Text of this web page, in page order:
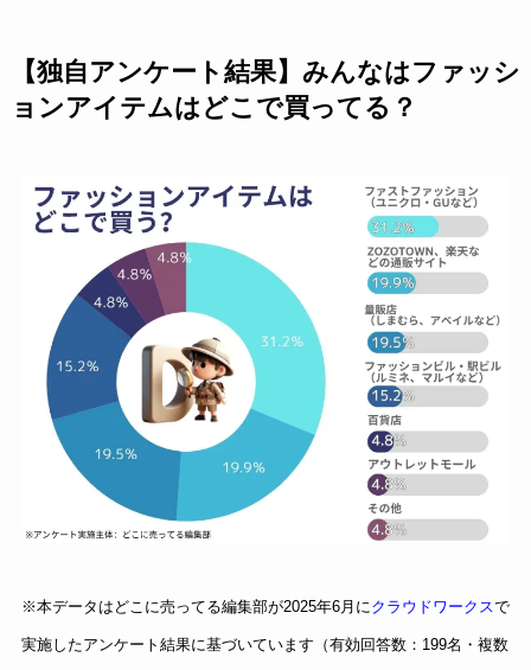
【独自アンケート結果】みんなはファッシ
ョンアイテムはどこで買ってる？
※本データはどこに売ってる編集部が2025年6月にクラウドワークスで
実施したアンケート結果に基づいています（有効回答数：199名・複数